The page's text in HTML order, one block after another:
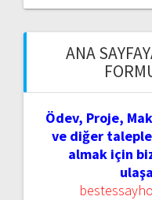
ANA
Ödev, Proje,
ve diğer
almak için